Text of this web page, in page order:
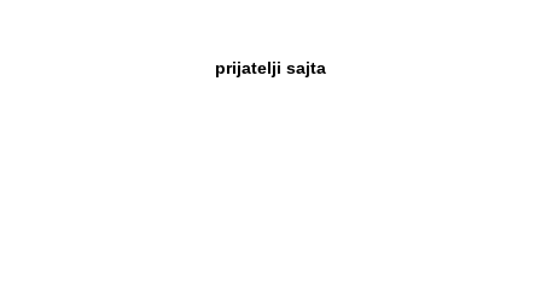
prijatelji sajta